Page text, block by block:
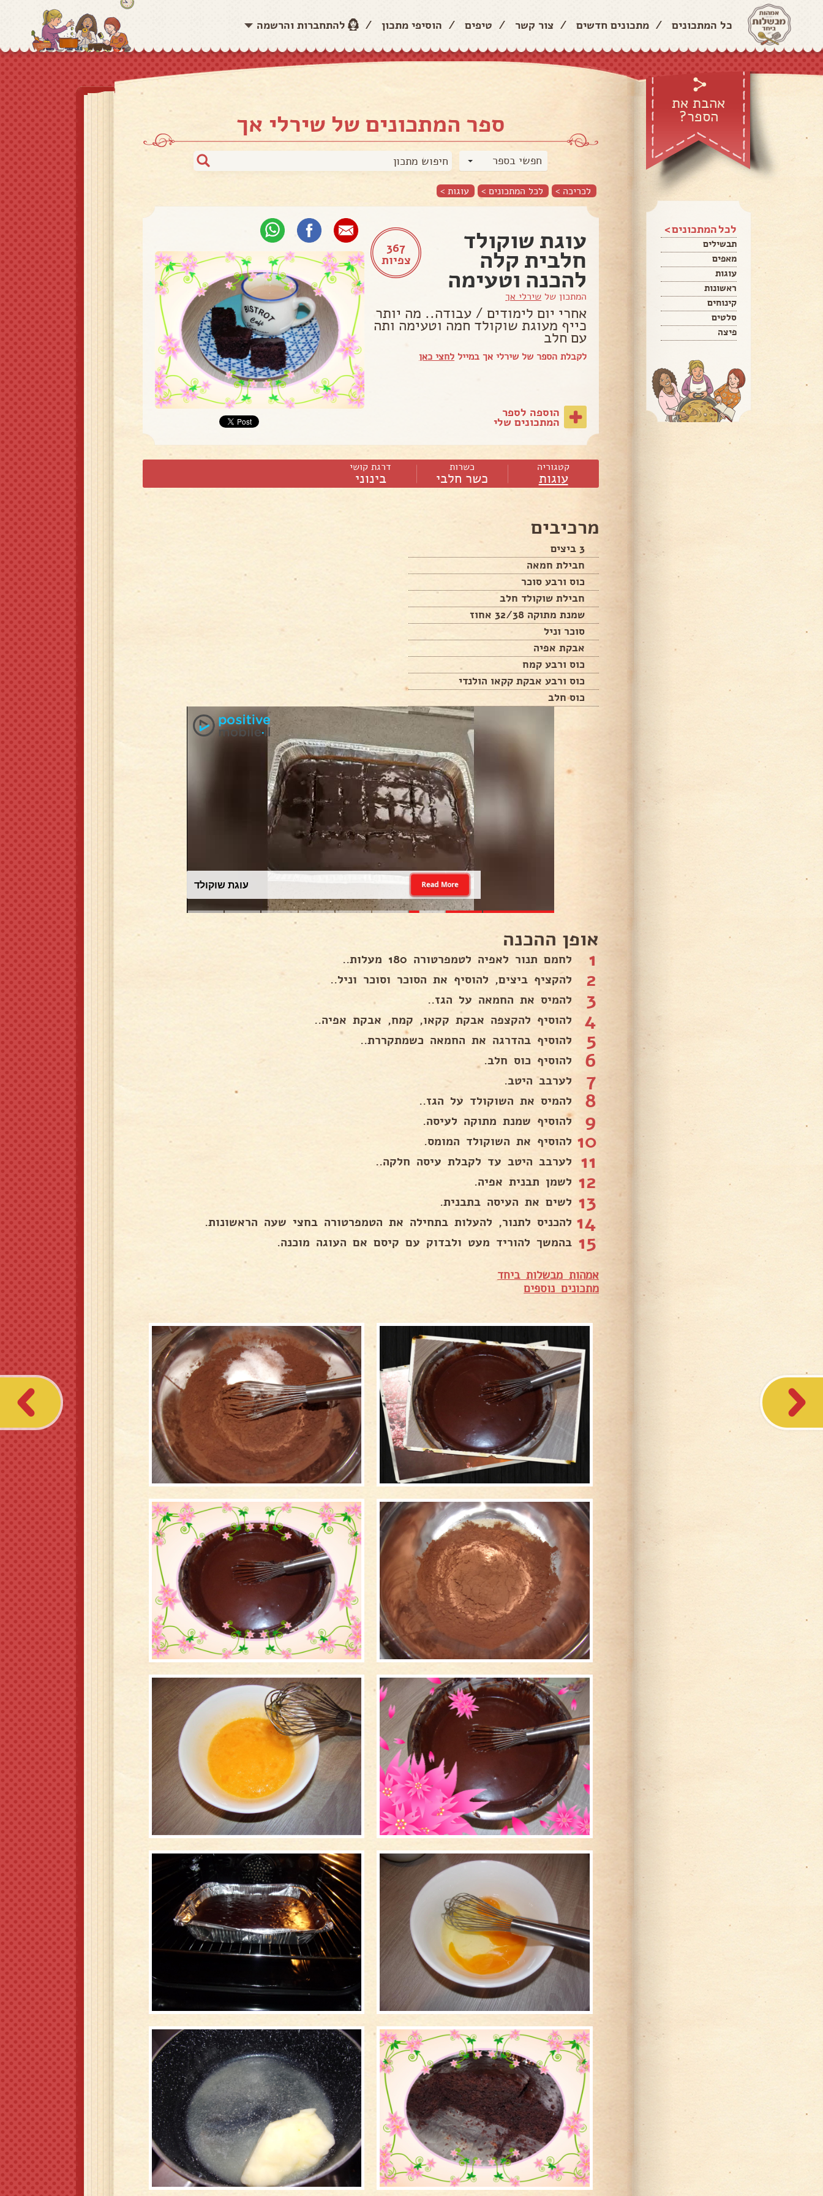
כל המתכונים / מתכונים חדשים / צור קשר / טיפים / הוסיפי מתכון / להתחברות והרשמה
אהבת את
הספר?
לכל המתכונים >
תבשילים
מאפים
עוגות
ראשונות
קינוחים
סלטים
פיצה
ספר המתכונים של שירלי אך
חפשי בספר
לכריכה > לכל המתכונים > עוגות >
367
צפיות
עוגת שוקולד
חלבית קלה
להכנה וטעימה
המתכון של שירלי אך
אחרי יום לימודים / עבודה.. מה יותר
כייף מעוגת שוקולד חמה וטעימה ותה
עם חלב
לקבלת הספר של שירלי אך במייל לחצי כאן
הוספה לספר
המתכונים שלי
קטגוריה
עוגות
כשרות
כשר חלבי
דרגת קושי
בינוני
מרכיבים
3 ביצים
חבילת חמאה
כוס ורבע סוכר
חבילת שוקולד חלב
שמנת מתוקה 32/38 אחוז
סוכר וניל
אבקת אפיה
כוס ורבע קמח
כוס ורבע אבקת קקאו הולנדי
כוס חלב
עוגת שוקולד Read More
אופן ההכנה
1 לחמם תנור לאפיה לטמפרטורה 180 מעלות..
2 להקציף ביצים, להוסיף את הסוכר וסוכר וניל..
3 להמיס את החמאה על הגז..
4 להוסיף להקצפה אבקת קקאו, קמח, אבקת אפיה..
5 להוסיף בהדרגה את החמאה כשמתקררת..
6 להוסיף כוס חלב.
7 לערבב היטב.
8 להמיס את השוקולד על הגז..
9 להוסיף שמנת מתוקה לעיסה.
10 להוסיף את השוקולד המומס.
11 לערבב היטב עד לקבלת עיסה חלקה..
12 לשמן תבנית אפיה.
13 לשים את העיסה בתבנית.
14 להכניס לתנור, להעלות בתחילה את הטמפרטורה בחצי שעה הראשונות.
15 בהמשך להוריד מעט ולבדוק עם קיסם אם העוגה מוכנה.
אמהות מבשלות ביחד
מתכונים נוספים